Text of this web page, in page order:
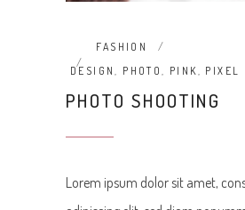
FASHION
DESIGN
PHOTO PINK PIXEL
PHOTO SHOOTING
Lorem ipsum dolor sit amet,